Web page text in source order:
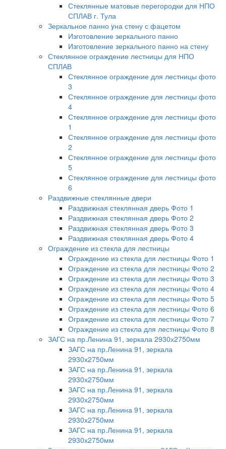
Стеклянные матовые перегородки для НПО
СПЛАВ г. Тула
Зеркальное панно yна стену с фацетом
Изготовление зеркального панно
Изготовление зеркального панно на стену
Стеклянное ограждение лестницы для НПО
СПЛАВ
Стеклянное ограждение для лестницы фото
3
Стеклянное ограждение для лестницы фото
4
Стеклянное ограждение для лестницы фото
1
Стеклянное ограждение для лестницы фото
2
Стеклянное ограждение для лестницы фото
5
Стеклянное ограждение для лестницы фото
6
Раздвижные стеклянные двери
Раздвижная стеклянная дверь Фото 1
Раздвижная стеклянная дверь Фото 2
Раздвижная стеклянная дверь Фото 3
Раздвижная стеклянная дверь Фото 4
Ограждение из стекла для лестницы
Ограждение из стекла для лестницы Фото 1
Ограждение из стекла для лестницы Фото 2
Ограждение из стекла для лестницы Фото 3
Ограждение из стекла для лестницы Фото 4
Ограждение из стекла для лестницы Фото 5
Ограждение из стекла для лестницы Фото 6
Ограждение из стекла для лестницы Фото 7
Ограждение из стекла для лестницы Фото 8
ЗАГС на пр.Ленина 91, зеркала 2930х2750мм
ЗАГС на пр.Ленина 91, зеркала
2930х2750мм
ЗАГС на пр.Ленина 91, зеркала
2930х2750мм
ЗАГС на пр.Ленина 91, зеркала
2930х2750мм
ЗАГС на пр.Ленина 91, зеркала
2930х2750мм
ЗАГС на пр.Ленина 91, зеркала
2930х2750мм